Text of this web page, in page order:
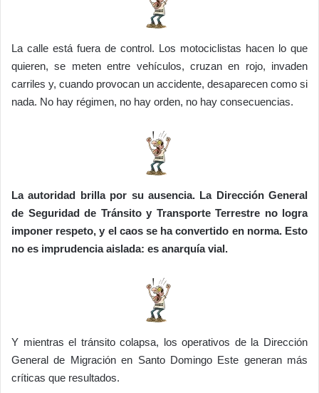
La calle está fuera de control. Los motociclistas hacen lo que
quieren, se meten entre vehículos, cruzan en rojo, invaden
carriles y, cuando provocan un accidente, desaparecen como si
nada. No hay régimen, no hay orden, no hay consecuencias.
La autoridad brilla por su ausencia. La Dirección General
de Seguridad de Tránsito y Transporte Terrestre no logra
imponer respeto, y el caos se ha convertido en norma. Esto
no es imprudencia aislada: es anarquía vial.
Y mientras el tránsito colapsa, los operativos de la Dirección
General de Migración en Santo Domingo Este generan más
críticas que resultados.